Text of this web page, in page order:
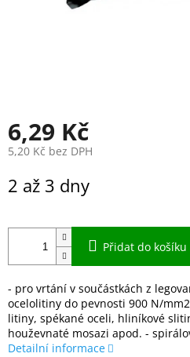
6,29 Kč
5,20 Kč bez DPH
cena:
2 až 3 dny
Přidat do košíku
- pro vrtání v součástkách z
ocelolitiny do pevnosti 900 N/
litiny, spékané oceli, hliníkové
houževnaté mosazi apod. -
Detailní informace